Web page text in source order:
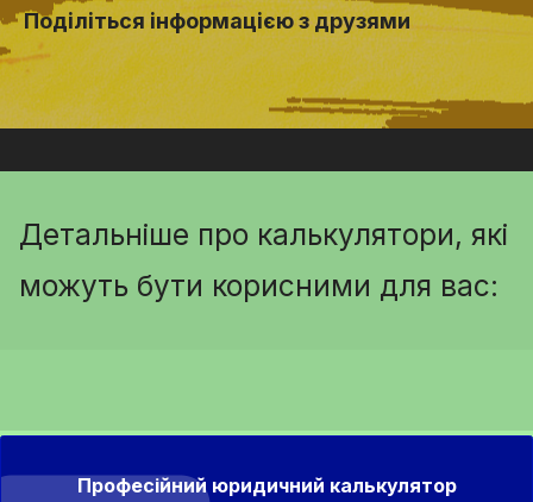
Поділіться інформацією з друзями
Детальніше про калькулятори, які
можуть бути корисними для вас:
Професійний юридичний калькулятор